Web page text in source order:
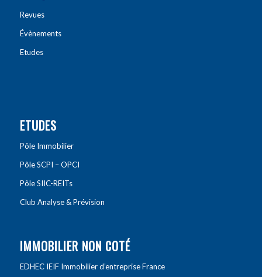
Revues
Évènements
Etudes
ETUDES
Pôle Immobilier
Pôle SCPI – OPCI
Pôle SIIC-REITs
Club Analyse & Prévision
IMMOBILIER NON COTÉ
EDHEC IEIF Immobilier d’entreprise France